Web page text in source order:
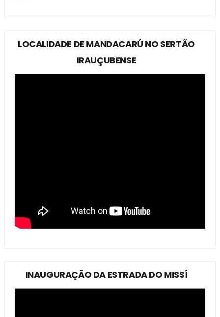
LOCALIDADE DE MANDACARÚ NO SERTÃO
IRAUÇUBENSE
INAUGURAÇÃO DA ESTRADA DO MISSÍ